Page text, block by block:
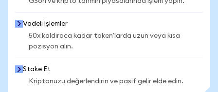
Vadeli İşlemler
50x kaldıraca kadar token'larda uzun veya kısa
pozisyon alın.
Stake Et
Kriptonuzu değerlendirin ve pasif gelir elde edin.